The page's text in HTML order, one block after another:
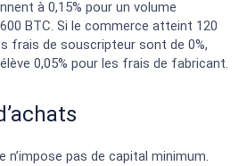
à 0,15% pour un volume
BTC. Si le commerce atteint 120
frais de souscripteur sont de 0%,
0,05% pour les frais de fabricant.
n’impose pas de capital minimum.